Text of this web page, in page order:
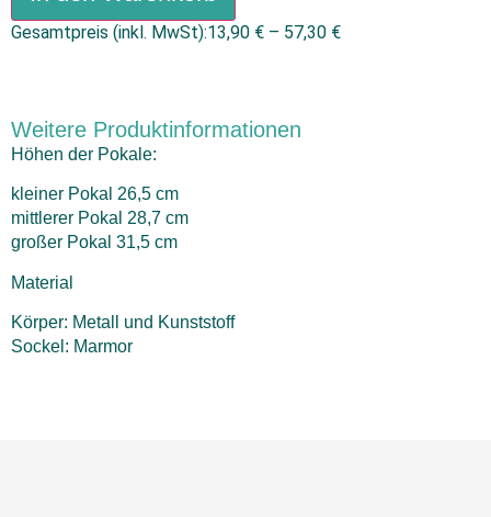
Gesamtpreis (inkl. MwSt):13,90 € – 57,30 €
Weitere Produktinformationen
Höhen der Pokale:
kleiner Pokal 26,5 cm
mittlerer Pokal 28,7 cm
großer Pokal 31,5 cm
Material
Körper: Metall und Kunststoff
Sockel: Marmor